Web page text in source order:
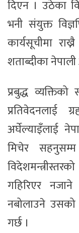
दिएन । उठेका
भनी संयुक्त
कार्यसूचीमा
शताब्दीका
प्रबुद्ध
प्रतिवेदनलाई
अर्घेल्याइँलाई
मिचेर
गहिरिएर नजाने
नबोलाउने उसको
गर्छ ।